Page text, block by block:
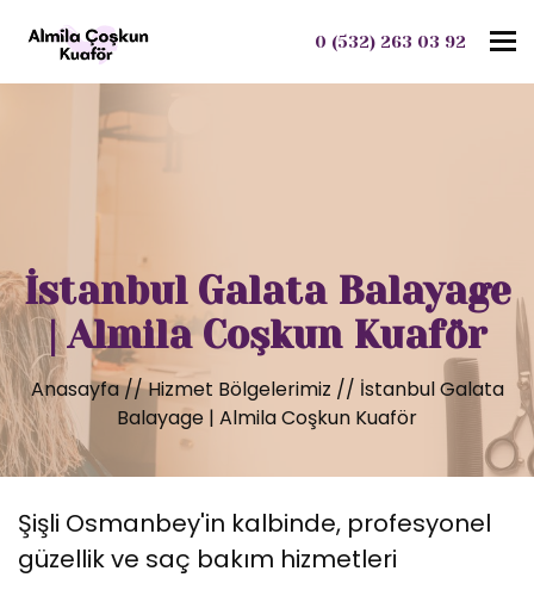
0 (532) 263 03 92
İstanbul Galata Balayage
| Almila Coşkun Kuaför
Anasayfa//Hizmet Bölgelerimiz // İstanbul Galata
Balayage | Almila Coşkun Kuaför
Şişli Osmanbey'in kalbinde, profesyonel
güzellik ve saç bakım hizmetleri